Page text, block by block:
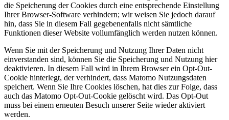
die Speicherung der Cookies durch eine entsprechende Einstellung
Ihrer Browser-Software verhindern; wir weisen Sie jedoch darauf
hin, dass Sie in diesem Fall gegebenenfalls nicht sämtliche
Funktionen dieser Website vollumfänglich werden nutzen können.
Wenn Sie mit der Speicherung und Nutzung Ihrer Daten nicht
einverstanden sind, können Sie die Speicherung und Nutzung hier
deaktivieren. In diesem Fall wird in Ihrem Browser ein Opt-Out-
Cookie hinterlegt, der verhindert, dass Matomo Nutzungsdaten
speichert. Wenn Sie Ihre Cookies löschen, hat dies zur Folge, dass
auch das Matomo Opt-Out-Cookie gelöscht wird. Das Opt-Out
muss bei einem erneuten Besuch unserer Seite wieder aktiviert
werden.